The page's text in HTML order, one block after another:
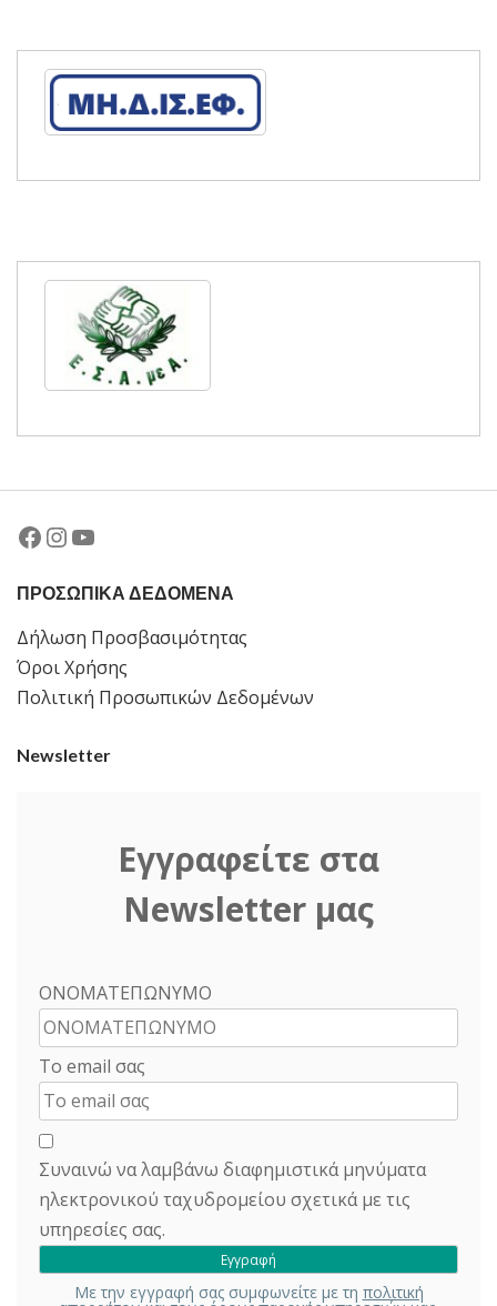
Facebook
Instagram
YouTube
ΠΡΟΣΩΠΙΚΑ ΔΕΔΟΜΕΝΑ
Δήλωση Προσβασιμότητας
Όροι Χρήσης
Πολιτική Προσωπικών Δεδομένων
Newsletter
Εγγραφείτε στα
Newsletter μας
ΟΝΟΜΑΤΕΠΩΝΥΜΟ
Το email σας
Συναινώ να λαμβάνω διαφημιστικά μηνύματα
ηλεκτρονικού ταχυδρομείου σχετικά με τις
υπηρεσίες σας.
Με την εγγραφή σας συμφωνείτε με τη πολιτική